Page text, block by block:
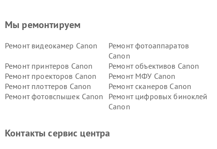
Мы ремонтируем
Ремонт видеокамер Canon
Ремонт фотоаппаратов
Canon
Ремонт принтеров Canon
Ремонт объективов Canon
Ремонт проекторов Canon
Ремонт МФУ Canon
Ремонт плоттеров Canon
Ремонт сканеров Canon
Ремонт фотовспышек Canon
Ремонт цифровых биноклей
Canon
Контакты сервис центра